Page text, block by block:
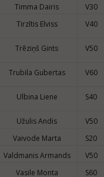
Timma Dairis
V30
Tirzītis Elviss V40
Trēziņš Gints V50
Trubila Gubertas V60
Ulbina Liene S40
Užulis Andis
V50
Vaivode Marta
S20
Valdmanis Armands
V50
Vasile Monta
S60